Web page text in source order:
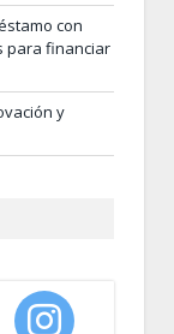
con
para financiar
y